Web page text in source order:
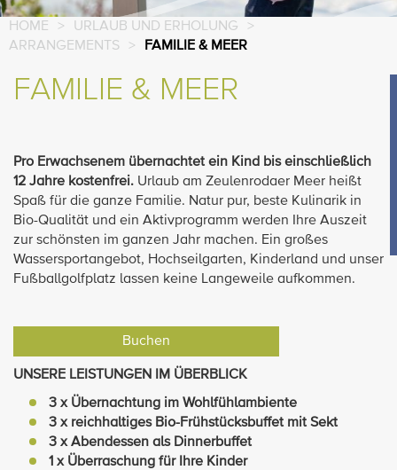
HOME > URLAUB UND ERHOLUNG
>
ARRANGEMENTS
> FAMILIE & MEER
FAMILIE & MEER
Pro Erwachsenem übernachtet ein Kind bis einschließlich
12 Jahre kostenfrei. Urlaub am Zeulenrodaer Meer heißt
Spaß für die ganze Familie. Natur pur, beste Kulinarik in
Bio-Qualität und ein Aktivprogramm werden Ihre Auszeit
zur schönsten im ganzen Jahr machen. Ein großes
Wassersportangebot, Hochseilgarten, Kinderland und unser
Fußballgolfplatz lassen keine Langeweile aufkommen.
Buchen
UNSERE LEISTUNGEN IM ÜBERBLICK
3 x Übernachtung im Wohlfühlambiente
3 x reichhaltiges Bio-Frühstücksbuffet mit Sekt
3 x Abendessen als Dinnerbuffet
1 x Überraschung für Ihre Kinder